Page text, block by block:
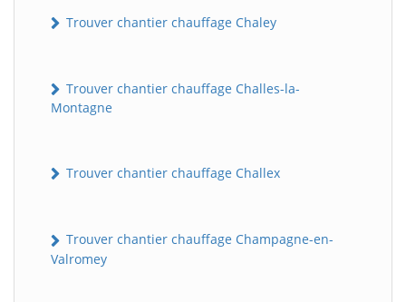
Trouver chantier chauffage Chaley
Trouver chantier chauffage Challes-la-
Montagne
Trouver chantier chauffage Challex
Trouver chantier chauffage Champagne-en-
Valromey